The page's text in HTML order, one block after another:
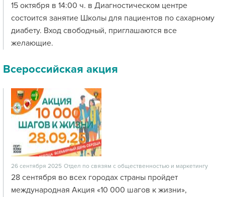
15 октября в 14:00 ч. в Диагностическом центре
состоится занятие Школы для пациентов по сахарному
диабету. Вход свободный, приглашаются все
желающие.
Всероссийская акция
26 сентября 2025 Отдел по связям с общественностью и маркетингу
28 сентября во всех городах страны пройдет
международная Акция «10 000 шагов к жизни»,